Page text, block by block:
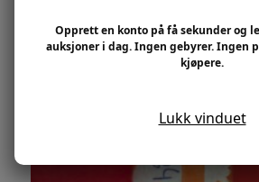
Opprett en konto på få sekunder og
auksjoner i dag. Ingen gebyrer. Ingen
kjøpere.
Lukk vinduet